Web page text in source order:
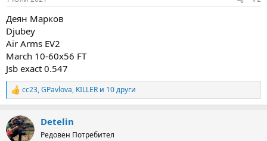
s
Деян Марков
Djubey
Air Arms EV2
March 10-60x56 FT
Jsb exact 0.547
R
e
c
t
cc23,GPavlova, KILLER и 10 други
Detelin
Редовен Потребител